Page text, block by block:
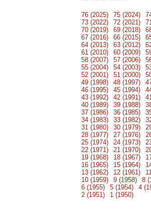
76 (2025) 75 (2024)
73 (2022)
72 (2021)
70 (2019)
69 (2018)
67 (2016)
66 (2015)
64 (2013)
63 (2012)
61 (2010)
60 (2009)
58 (2007)
57 (2006)
55 (2004)
54 (2003)
52 (2001)
51 (2000)
49 (1998)
48 (1997)
46 (1995)
45 (1994)
43 (1992)
42 (1991)
40 (1989)
39 (1988)
37 (1986)
36 (1985)
34 (1983)
33 (1982)
31 (1980)
30 (1979)
28 (1977)
27 (1976)
25 (1974)
24 (1973)
22 (1971)
21 (1970)
19 (1968)
18 (1967)
16 (1965)
15 (1964)
13 (1962)
12 (1961)
10 (1959)
9 (1958) 8
6 (1955)
5 (1954) 4
2 (1951)
1 (1950)